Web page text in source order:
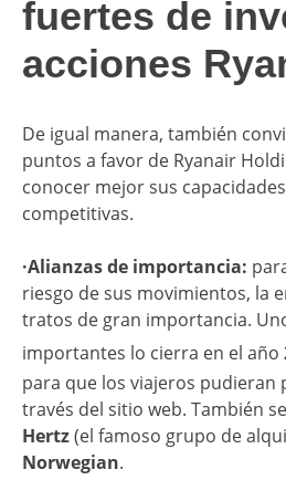
fuertes de
acciones
De igual manera, también
puntos a favor de Ryanair
conocer mejor sus
competitivas.
·Alianzas de importancia:
riesgo de sus movimientos, la
tratos de gran importancia.
importantes lo cierra en el año
para que los viajeros pudieran
través del sitio web. También
Hertz(el famoso grupo de
Norwegian.